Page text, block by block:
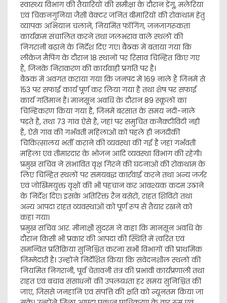
स्वास्थ्य विभाग की तैयारियों की समीक्षा के दौरान डेंगू, मलेरिया
एवं चिकनगुनिया जैसी वेक्टर जनित बीमारियों की रोकथाम हेतु
व्यापक अभियान चलाने, नियमित फॉगिंग, जनजागरूकता
कार्यक्रम संचालित करने तथा जलभराव वाले स्थलों की
निगरानी बढ़ाने के निर्देश दिए गए। बैठक में बताया गया कि
लीकेज मैपिंग के दौरान 18 स्थानों पर रिसाव चिन्हित किए गए
हैं, जिनके निराकरण की कार्यवाही प्रगति पर है।
बैठक में अवगत कराया गया कि जनपद में 169 नाले हैं जिनमें से
153 पर सफाई कार्य पूर्ण कर लिया गया है तथा शेष पर सफाई
कार्य गतिमान है। मानसून अवधि के दौरान 89 स्कूलों का
चिन्हिकरण किया गया है, जिनमें बरसात के समय नदी-नाले
पड़ते है, तथा 73 गांव ऐसे है, जहां पर समुचित कनैक्टीविटी नही
है, ऐसे गांव की गर्भवती महिलाओं को पहले ही नजदीकी
चिकित्सालय भर्ती कराने की व्यवस्था की गई है जहां गर्भवती
महिला एवं तीमारदार के भोजन आदि व्यवस्था विभाग की रहेगी।
प्रमुख सचिव ने संभावित वृक्ष गिरने की घटनाओं की रोकथाम के
लिए चिन्हित स्थलों पर समयबद्ध कार्रवाई करने तथा अन्य जर्जर
एवं जोखिमयुक्त वृक्षों की भी पहचान कर आवश्यक कदम उठाने
के निर्देश दिए। इसके अतिरिक्त रैन बसेरों, राहत शिविरों तथा
अन्य आपदा राहत व्यवस्थाओं को पूर्ण रूप से तैयार रखने को
कहा गया।
प्रमुख सचिव आर. मीनाक्षी सुंदरम ने कहा कि मानसून अवधि के
दौरान किसी भी प्रकार की आपदा की स्थिति में त्वरित एवं
समन्वित प्रतिक्रिया सुनिश्चित करना सभी विभागों की प्राथमिक
जिम्मेदारी है। उन्होंने निर्देशित किया कि संवेदनशील स्थलों की
नियमित निगरानी, पूर्व चेतावनी तंत्र की प्रभावी कार्यप्रणाली तथा
राहत एवं बचाव संसाधनों की उपलब्धता हर समय सुनिश्चित की
जाए, जिससे जनहानि एवं संपत्ति की क्षति को न्यूनतम किया जा